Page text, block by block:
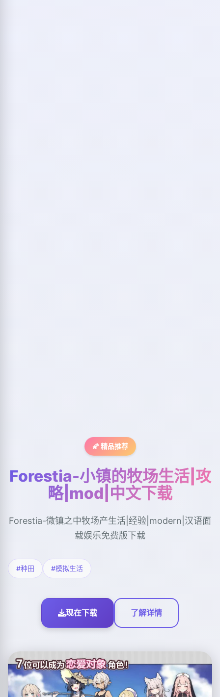
🌠 精品推荐
Forestia-小镇的牧场生活|攻
略|mod|中文下载
Forestia-微镇之中牧场产生活|经验|modern|汉语面
载娱乐免费版下载
#种田 #模拟生活
现在下载 了解详情